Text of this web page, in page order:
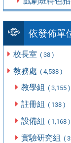
依發佈單
校長室 ( 38 )
教務處 ( 4,538 )
教學組 ( 3,155 )
註冊組 ( 138 )
設備組 ( 1,168 )
實驗研究組 (